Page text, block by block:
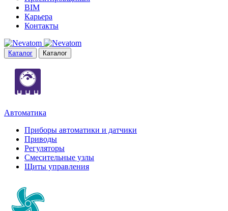
BIM
Карьера
Контакты
Каталог Каталог
Автоматика
Приборы автоматики и датчики
Приводы
Регуляторы
Смесительные узлы
Щиты управления